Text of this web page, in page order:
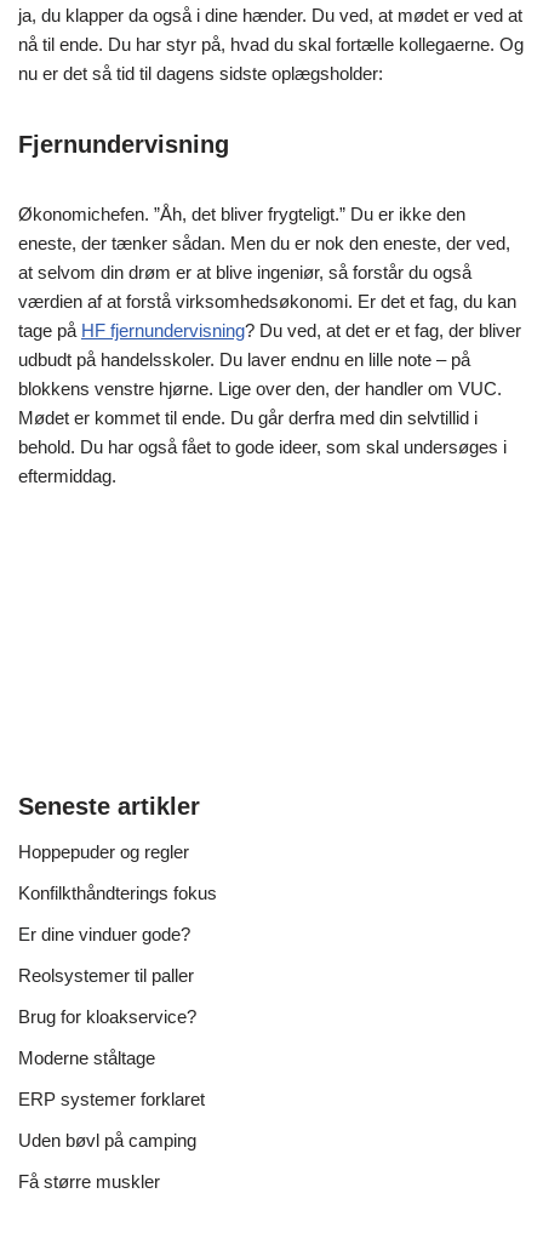
ja, du klapper da også i dine hænder. Du ved, at mødet er ved at
nå til ende. Du har styr på, hvad du skal fortælle kollegaerne. Og
nu er det så tid til dagens sidste oplægsholder:
Fjernundervisning
Økonomichefen. ”Åh, det bliver frygteligt.” Du er ikke den
eneste, der tænker sådan. Men du er nok den eneste, der ved,
at selvom din drøm er at blive ingeniør, så forstår du også
værdien af at forstå virksomhedsøkonomi. Er det et fag, du kan
tage på HF fjernundervisning? Du ved, at det er et fag, der bliver
udbudt på handelsskoler. Du laver endnu en lille note – på
blokkens venstre hjørne. Lige over den, der handler om VUC.
Mødet er kommet til ende. Du går derfra med din selvtillid i
behold. Du har også fået to gode ideer, som skal undersøges i
eftermiddag.
Seneste artikler
Hoppepuder og regler
Konfilkthåndterings fokus
Er dine vinduer gode?
Reolsystemer til paller
Brug for kloakservice?
Moderne ståltage
ERP systemer forklaret
Uden bøvl på camping
Få større muskler